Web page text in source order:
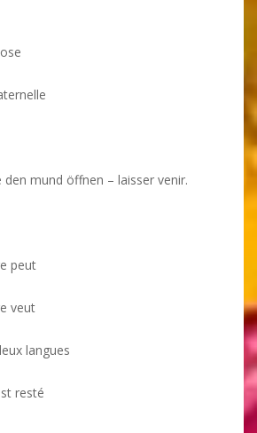
den mund öffnen – laisser venir.
peut
veut
langues
resté